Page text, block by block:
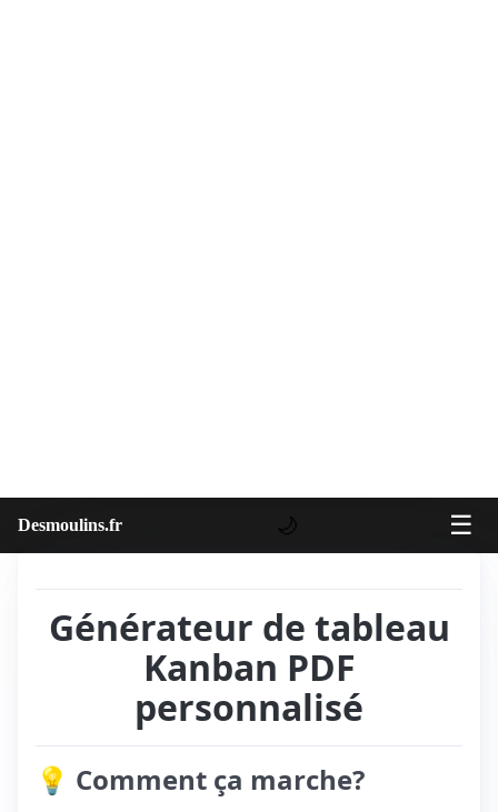
Desmoulins.fr 🌙 ☰
Générateur de tableau
Kanban PDF
personnalisé
💡 Comment ça marche?